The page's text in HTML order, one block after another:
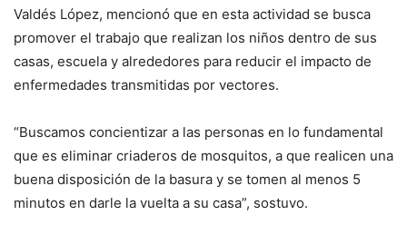
Valdés López, mencionó que en esta actividad se busca
promover el trabajo que realizan los niños dentro de sus
casas, escuela y alrededores para reducir el impacto de
enfermedades transmitidas por vectores.
“Buscamos concientizar a las personas en lo fundamental
que es eliminar criaderos de mosquitos, a que realicen una
buena disposición de la basura y se tomen al menos 5
minutos en darle la vuelta a su casa”, sostuvo.